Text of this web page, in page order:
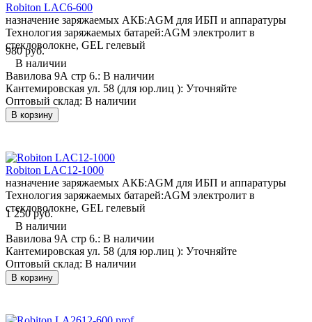
Robiton LAC6-600
назначение заряжаемых АКБ:AGM для ИБП и аппаратуры
Технология заряжаемых батарей:AGM электролит в
стекловолокне, GEL гелевый
980 руб.
В наличии
Вавилова 9А стр 6.: В наличии
Кантемировская ул. 58 (для юр.лиц ): Уточняйте
Оптовый склад: В наличии
В корзину
Robiton LAC12-1000
назначение заряжаемых АКБ:AGM для ИБП и аппаратуры
Технология заряжаемых батарей:AGM электролит в
стекловолокне, GEL гелевый
1 250 руб.
В наличии
Вавилова 9А стр 6.: В наличии
Кантемировская ул. 58 (для юр.лиц ): Уточняйте
Оптовый склад: В наличии
В корзину